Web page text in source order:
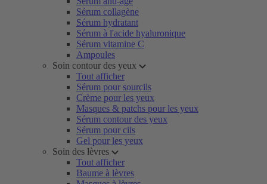
Sérum collagène
Sérum hydratant
Sérum à l'acide hyaluronique
Sérum vitamine C
Ampoules
Soin contour des yeux
Tout afficher
Sérum pour sourcils
Crème pour les yeux
Masques & patchs pour les yeux
Sérum contour des yeux
Sérum pour cils
Gel pour les yeux
Soin des lèvres
Tout afficher
Baume à lèvres